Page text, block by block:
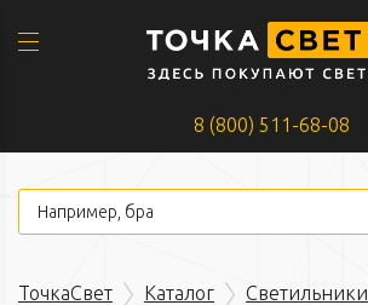
8 (800) 511-68-08
ТочкаСвет Каталог Светильники